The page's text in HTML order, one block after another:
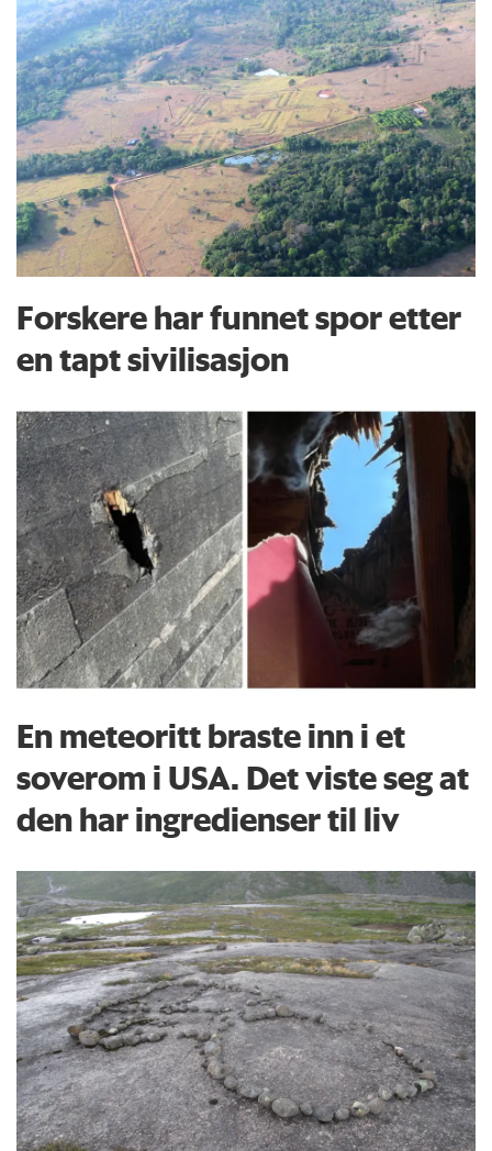
Forskere har funnet spor etter
en tapt sivilisasjon
En meteoritt braste inn i et
soverom i USA. Det viste seg at
den har ingredienser til liv